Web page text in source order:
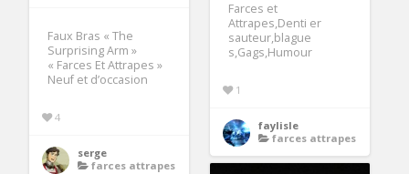
Farces et
Attrapes,Denti er
sauteur,blague
s,Gags,Humour
1
faylisle
farces attrapes
Faux Bras « The
Surprising Arm »
« Farces Et Attrapes »
Neuf et d’occasion
4
serge
farces attrapes